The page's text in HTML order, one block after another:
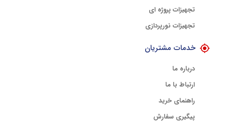
تجهیزات پروژه ای
تجهیزات نورپردازی
خدمات مشتریان
درباره ما
ارتباط با ما
راهنمای خرید
پیگیری سفارش